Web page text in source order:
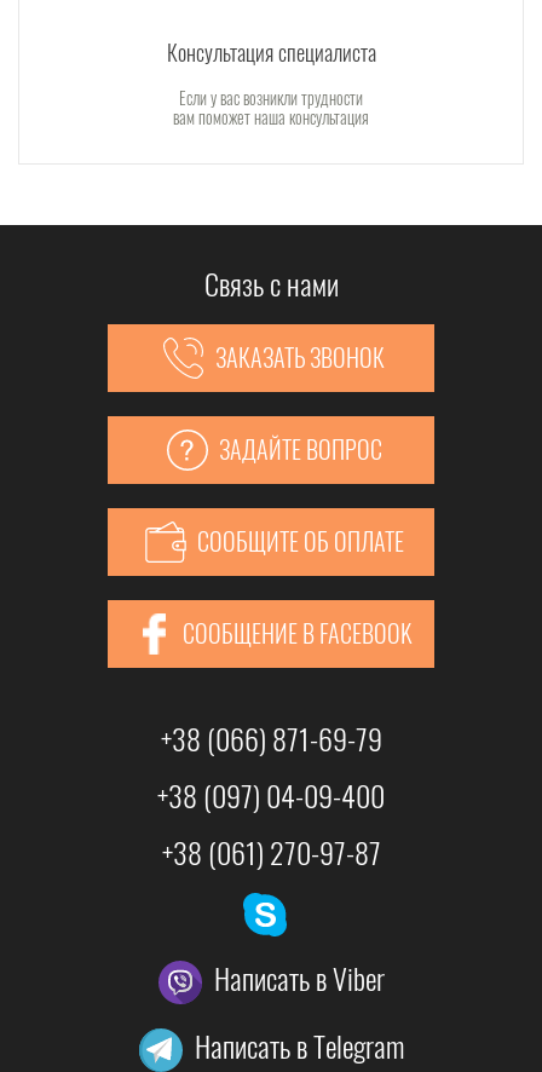
Консультация специалиста
Если у вас возникли трудности
вам поможет наша консультация
Связь с нами
ЗАКАЗАТЬ ЗВОНОК
ЗАДАЙТЕ ВОПРОС
СООБЩИТЕ ОБ ОПЛАТЕ
СООБЩЕНИЕ В FACEBOOK
+38 (066) 871-69-79
+38 (097) 04-09-400
+38 (061) 270-97-87
Написать в Viber
Написать в Telegram